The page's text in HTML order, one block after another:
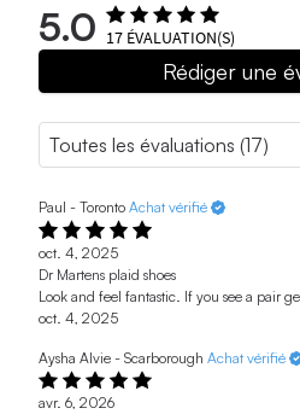
5.0 17 ÉVALUATION(S)
Rédiger une
Paul - Toronto Achat vérifié
oct. 4, 2025
Dr Martens plaid shoes
Look and feel fantastic. If you see a pair
oct. 4, 2025
Aysha Alvie - Scarborough Achat vérifié
avr. 6, 2026